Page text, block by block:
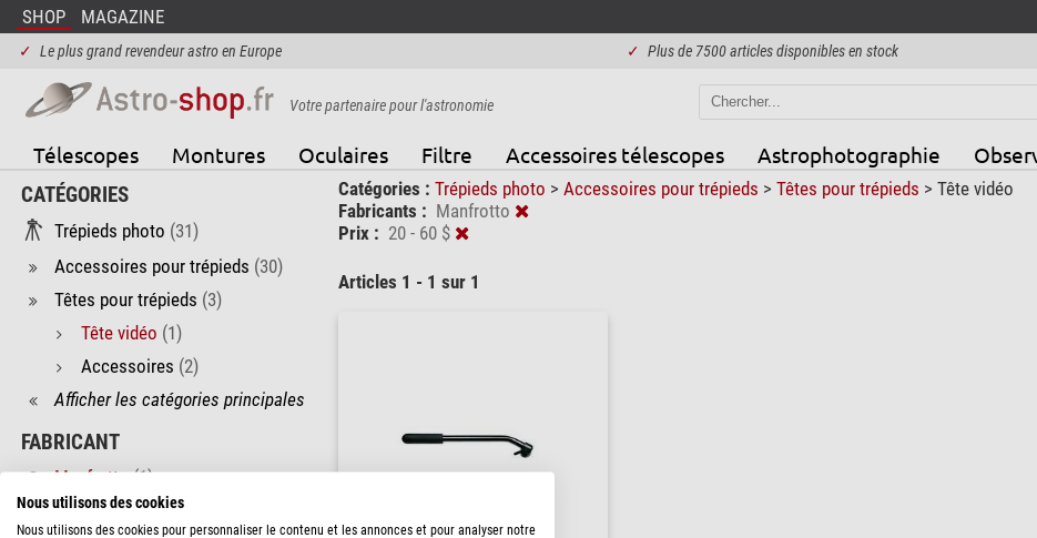
SHOP MAGAZINE
✓ Le plus grand revendeur astro en Europe ✓ Plus de 7500 articles disponibles en stock
Votre partenaire pour l'astronomie
Télescopes Montures Oculaires Filtre Accessoires télescopes Astrophotographie
CATÉGORIES
Trépieds photo (31)
Accessoires pour trépieds (30)
Têtes pour trépieds (3)
Tête vidéo (1)
Accessoires (2)
Afficher les catégories principales
FABRICANT
Manfrotto (1)
PRIX
Catégories : Trépieds photo > Accessoires pour trépieds > Têtes pour trépieds > Tête vidéo
Fabricants : Manfrotto
Prix : 20 - 60 $
Articles 1 - 1 sur 1
Nous utilisons des cookies
Nous utilisons des cookies pour personnaliser le contenu et les annonces et pour analyser notre